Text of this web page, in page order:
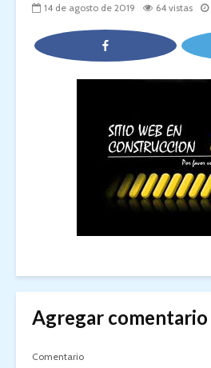
14 de agosto de 2019 64 vistas
Agregar comentario
Comentario